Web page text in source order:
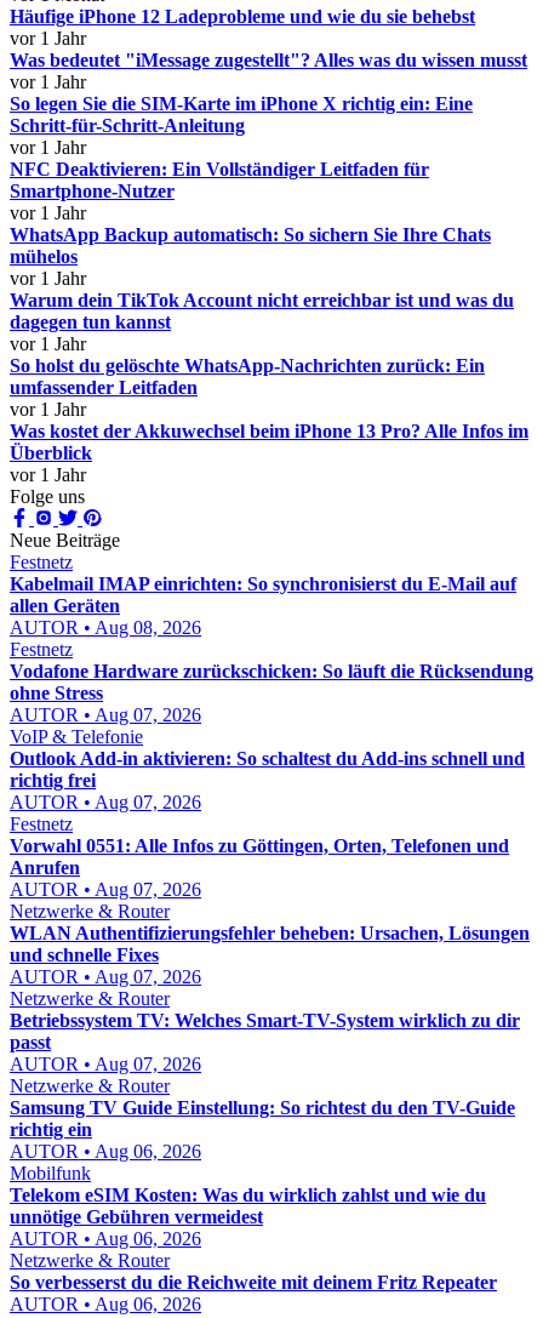
Häufige iPhone 12 Ladeprobleme und wie du sie behebst
vor 1 Jahr
Was bedeutet "iMessage zugestellt"? Alles was du wissen musst
vor 1 Jahr
So legen Sie die SIM-Karte im iPhone X richtig ein: Eine
Schritt-für-Schritt-Anleitung
vor 1 Jahr
NFC Deaktivieren: Ein Vollständiger Leitfaden für
Smartphone-Nutzer
vor 1 Jahr
WhatsApp Backup automatisch: So sichern Sie Ihre Chats
mühelos
vor 1 Jahr
Warum dein TikTok Account nicht erreichbar ist und was du
dagegen tun kannst
vor 1 Jahr
So holst du gelöschte WhatsApp-Nachrichten zurück: Ein
umfassender Leitfaden
vor 1 Jahr
Was kostet der Akkuwechsel beim iPhone 13 Pro? Alle Infos im
Überblick
vor 1 Jahr
Folge uns
Neue Beiträge
Festnetz
Kabelmail IMAP einrichten: So synchronisierst du E-Mail auf
allen Geräten
AUTOR • Aug 08, 2026
Festnetz
Vodafone Hardware zurückschicken: So läuft die Rücksendung
ohne Stress
AUTOR • Aug 07, 2026
VoIP & Telefonie
Outlook Add-in aktivieren: So schaltest du Add-ins schnell und
richtig frei
AUTOR • Aug 07, 2026
Festnetz
Vorwahl 0551: Alle Infos zu Göttingen, Orten, Telefonen und
Anrufen
AUTOR • Aug 07, 2026
Netzwerke & Router
WLAN Authentifizierungsfehler beheben: Ursachen, Lösungen
und schnelle Fixes
AUTOR • Aug 07, 2026
Netzwerke & Router
Betriebssystem TV: Welches Smart-TV-System wirklich zu dir
passt
AUTOR • Aug 07, 2026
Netzwerke & Router
Samsung TV Guide Einstellung: So richtest du den TV-Guide
richtig ein
AUTOR • Aug 06, 2026
Mobilfunk
Telekom eSIM Kosten: Was du wirklich zahlst und wie du
unnötige Gebühren vermeidest
AUTOR • Aug 06, 2026
Netzwerke & Router
So verbesserst du die Reichweite mit deinem Fritz Repeater
AUTOR • Aug 06, 2026